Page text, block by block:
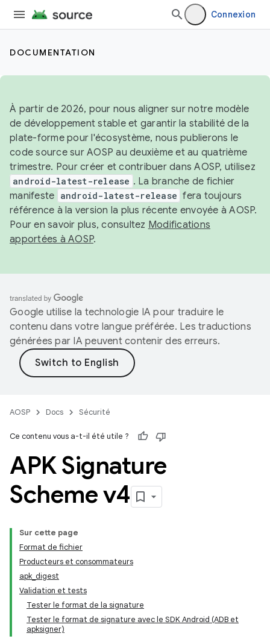
Connexion
DOCUMENTATION
À partir de 2026, pour nous aligner sur notre modèle
de développement stable et garantir la stabilité de la
plate-forme pour l'écosystème, nous publierons le
code source sur AOSP au deuxième et au quatrième
trimestre. Pour créer et contribuer dans AOSP, utilisez
android-latest-release . La branche de fichier
manifeste android-latest-release fera toujours
référence à la version la plus récente envoyée à AOSP.
Pour en savoir plus, consultez Modifications
apportées à AOSP.
Google utilise la technologie IA pour traduire le
contenu dans votre langue préférée. Les traductions
générées par IA peuvent contenir des erreurs.
AOSP Docs Sécurité
Ce contenu vous a-t-il été utile ?
APK Signature
Scheme v4
Sur cette page
Format de fichier
Producteurs et consommateurs
apk_digest
Validation et tests
Tester le format de la signature
Tester le format de signature avec le SDK Android (ADB et
apksigner)